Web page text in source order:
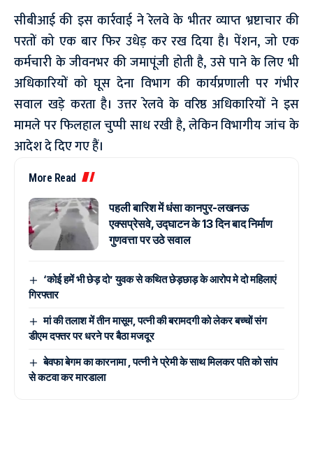
सीबीआई की इस कार्रवाई ने रेलवे के भीतर व्याप्त भ्रष्टाचार की
परतों को एक बार फिर उधेड़ कर रख दिया है। पेंशन, जो एक
कर्मचारी के जीवनभर की जमापूंजी होती है, उसे पाने के लिए भी
अधिकारियों को घूस देना विभाग की कार्यप्रणाली पर गंभीर
सवाल खड़े करता है। उत्तर रेलवे के वरिष्ठ अधिकारियों ने इस
मामले पर फिलहाल चुप्पी साध रखी है, लेकिन विभागीय जांच के
आदेश दे दिए गए हैं।
More Read
पहली बारिश में धंसा कानपुर-लखनऊ
एक्सप्रेसवे, उद्घाटन के 13 दिन बाद निर्माण
गुणवत्ता पर उठे सवाल
‘कोई हमें भी छेड़ दो’ युवक से कथित छेड़छाड़ के आरोप मे दो महिलाएं
गिरफ्तार
मां की तलाश में तीन मासूम, पत्नी की बरामदगी को लेकर बच्चों संग
डीएम दफ्तर पर धरने पर बैठा मजदूर
बेवफा बेगम का कारनामा , पत्नी ने प्रेमी के साथ मिलकर पति को सांप
से कटवा कर मारडाला